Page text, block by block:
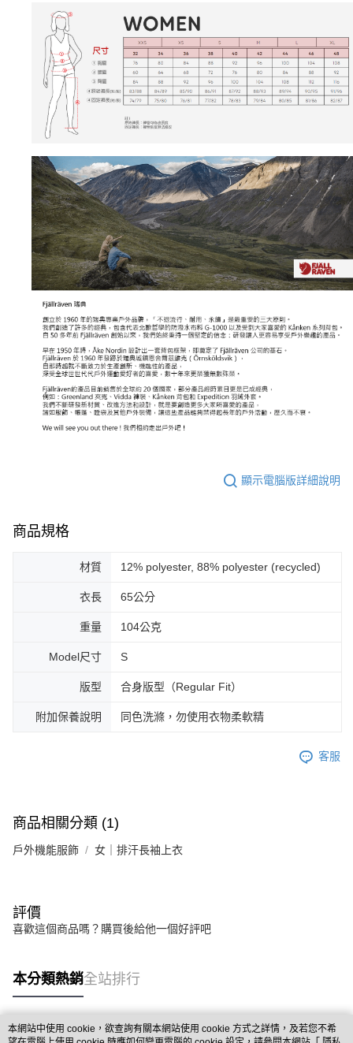
顯示電腦版詳細說明
商品規格
材質 12% polyester, 88% polyester (recycled)
衣長 65公分
重量 104公克
Model尺寸 S
版型 合身版型（Regular Fit）
附加保養說明 同色洗滌，勿使用衣物柔軟精
客服
商品相關分類 (1)
戶外機能服飾 女｜排汗長袖上衣
評價
喜歡這個商品嗎？購買後給他一個好評吧
本分類熱銷全站排行
本網站中使用 cookie，欲查詢有關本網站使用 cookie 方式之詳情，及若您不希